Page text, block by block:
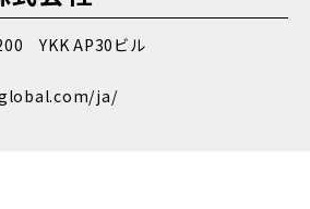
YKK AP30ビル
ja/